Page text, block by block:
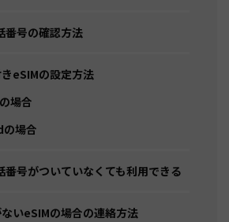
番号の確認方法
eSIMの設定方法
場合
場合
番号がついていなくても利用できる
いeSIMの場合の連絡方法